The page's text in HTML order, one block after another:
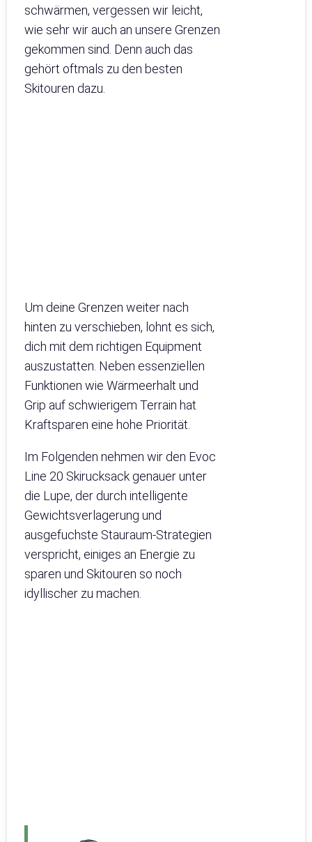
schwärmen, vergessen wir leicht,
wie sehr wir auch an unsere Grenzen
gekommen sind. Denn auch das
gehört oftmals zu den besten
Skitouren dazu.
Um deine Grenzen weiter nach
hinten zu verschieben, lohnt es sich,
dich mit dem richtigen Equipment
auszustatten. Neben essenziellen
Funktionen wie Wärmeerhalt und
Grip auf schwierigem Terrain hat
Kraftsparen eine hohe Priorität.
Im Folgenden nehmen wir den Evoc
Line 20 Skirucksack genauer unter
die Lupe, der durch intelligente
Gewichtsverlagerung und
ausgefuchste Stauraum-Strategien
verspricht, einiges an Energie zu
sparen und Skitouren so noch
idyllischer zu machen.